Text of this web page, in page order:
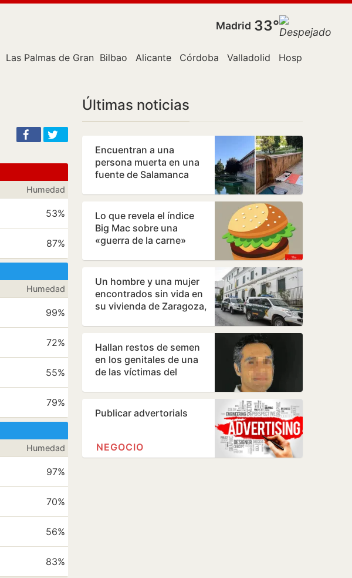
Madrid 33°
Las Palmas de Gran Canaria
Bilbao Alicante Córdoba Valladolid Hospitalet de
Humedad
53%
87%
Humedad
99%
72%
55%
79%
Humedad
97%
70%
56%
83%
Últimas noticias
Encuentran a una
persona muerta en una
fuente de Salamanca
Lo que revela el índice
Big Mac sobre una
«guerra de la carne»
mundial
Un hombre y una mujer
encontrados sin vida en
su vivienda de Zaragoza,
Hallan restos de semen
en los genitales de una
de las víctimas del
violar en sus…
Publicar advertorials
NEGOCIO